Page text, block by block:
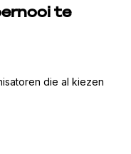
te
die al kiezen